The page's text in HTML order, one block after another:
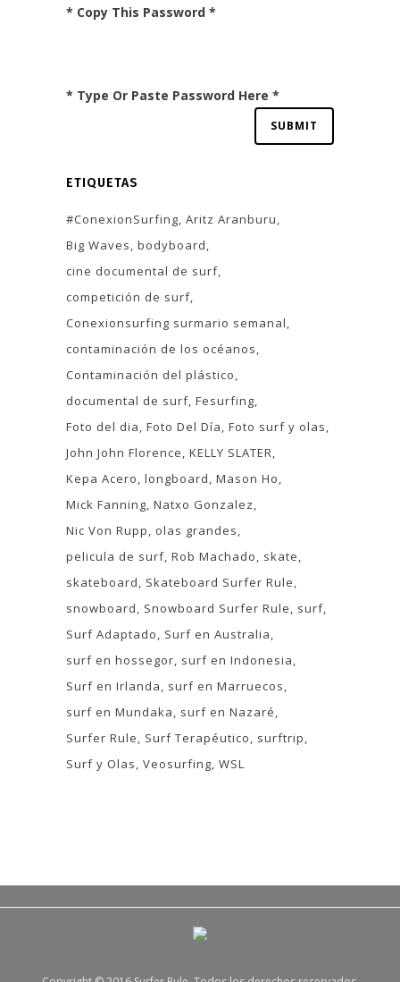
* Copy This Password *
* Type Or Paste Password Here *
ETIQUETAS
#ConexionSurfing Aritz Aranburu
Big Waves bodyboard
cine documental de surf
competición de surf
Conexionsurfing surmario semanal
contaminación de los océanos
Contaminación del plástico
documental de surf Fesurfing
Foto del dia Foto Del Día Foto surf y olas
John John Florence KELLY SLATER
Kepa Acero longboard Mason Ho
Mick Fanning Natxo Gonzalez
Nic Von Rupp
olas grandes
pelicula de surf Rob Machado
skate
skateboard
Skateboard Surfer Rule
snowboard
Snowboard Surfer Rule
surf
Surf Adaptado
Surf en Australia
surf en hossegor surf en Indonesia
Surf en Irlanda
surf en Marruecos
surf en Mundaka
surf en Nazaré
Surfer Rule
Surf Terapéutico
surftrip
Surf y Olas Veosurfing WSL